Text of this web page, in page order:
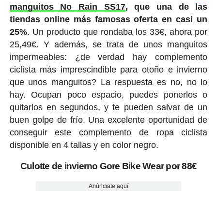
manguitos No Rain SS17, que una de las
tiendas online más famosas oferta en casi un
25%. Un producto que rondaba los 33€, ahora por
25,49€. Y además, se trata de unos manguitos
impermeables: ¿de verdad hay complemento
ciclista más imprescindible para otoño e invierno
que unos manguitos? La respuesta es no, no lo
hay. Ocupan poco espacio, puedes ponerlos o
quitarlos en segundos, y te pueden salvar de un
buen golpe de frío. Una excelente oportunidad de
conseguir este complemento de ropa ciclista
disponible en 4 tallas y en color negro.
Culotte de invierno Gore Bike Wear por 88€
Anúnciate aquí